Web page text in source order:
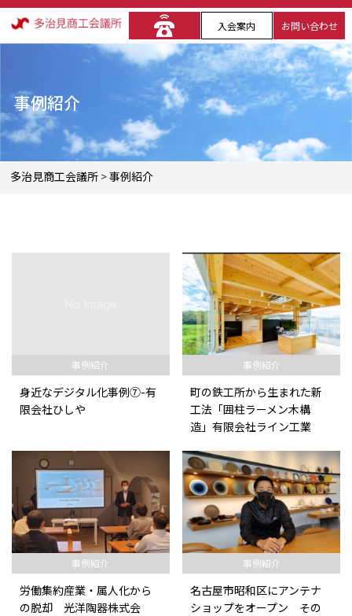
入会案内 お問い合わせ
事例紹介
多治見商工会議所 >事例紹介
事例紹介
身近なデジタル化事例⑦-有
限会社ひしや
事例紹介
町の鉄工所から生まれた新
工法「囲柱ラーメン木構
造」有限会社ライン工業
事例紹介
労働集約産業・属人化から
の脱却 光洋陶器株式会
事例紹介
名古屋市昭和区にアンテナ
ショップをオープン その